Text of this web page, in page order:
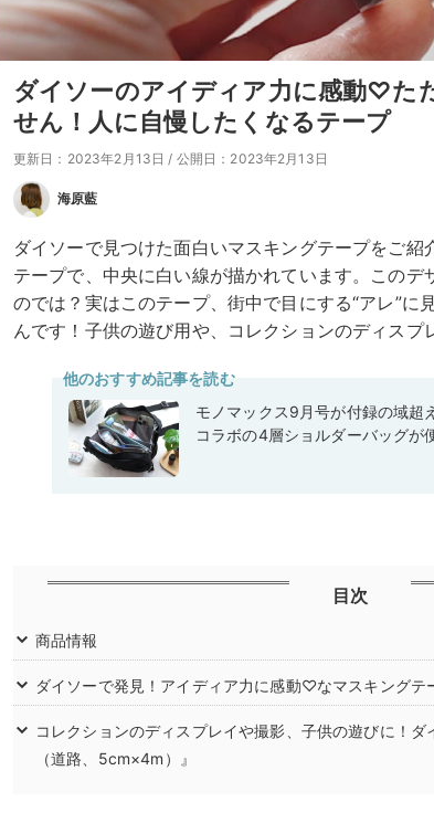
ダイソーのアイディア力に感動♡た
せん！人に自慢したくなるテープ
更新日：2023年2月13日 / 公開日：2023年2月13日
海原藍
ダイソーで見つけた面白いマスキングテープをご
テープで、中央に白い線が描かれています。このデ
のでは？実はこのテープ、街中で目にする“アレ”に
んです！子供の遊び用や、コレクションのディスプ
他のおすすめ記事を読む
モノマックス9月号が付録の域超
コラボの4層ショルダーバッグが
目次
商品情報
ダイソーで発見！アイディア力に感動♡なマスキングテ
コレクションのディスプレイや撮影、子供の遊びに！
（道路、5cm×4m）』